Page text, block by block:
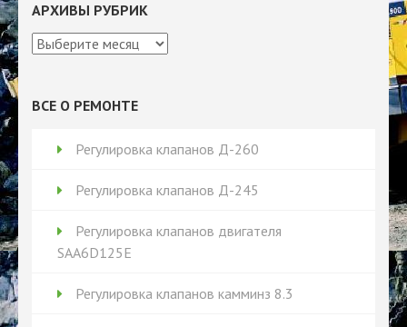
АРХИВЫ РУБРИК
Архивы
ВСЕ О РЕМОНТЕ
Регулировка клапанов Д-260
Регулировка клапанов Д-245
Регулировка клапанов двигателя
SAA6D125E
Регулировка клапанов камминз 8.3